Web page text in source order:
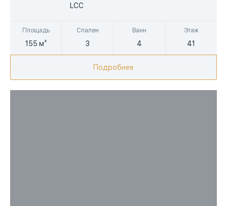
LCC
Площадь
155 м²
Спален
3
Ванн
4
Этаж
41
Подробнее